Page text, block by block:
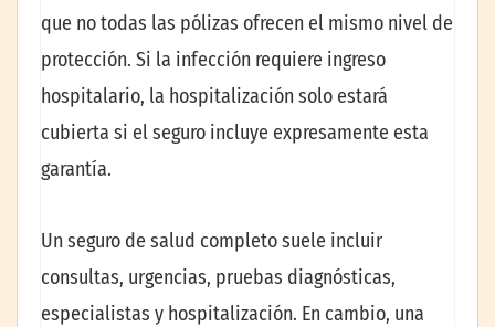
que no todas las pólizas ofrecen el mismo nivel de
protección. Si la infección requiere ingreso
hospitalario, la hospitalización solo estará
cubierta si el seguro incluye expresamente esta
garantía.
Un seguro de salud completo suele incluir
consultas, urgencias, pruebas diagnósticas,
especialistas y hospitalización. En cambio, una